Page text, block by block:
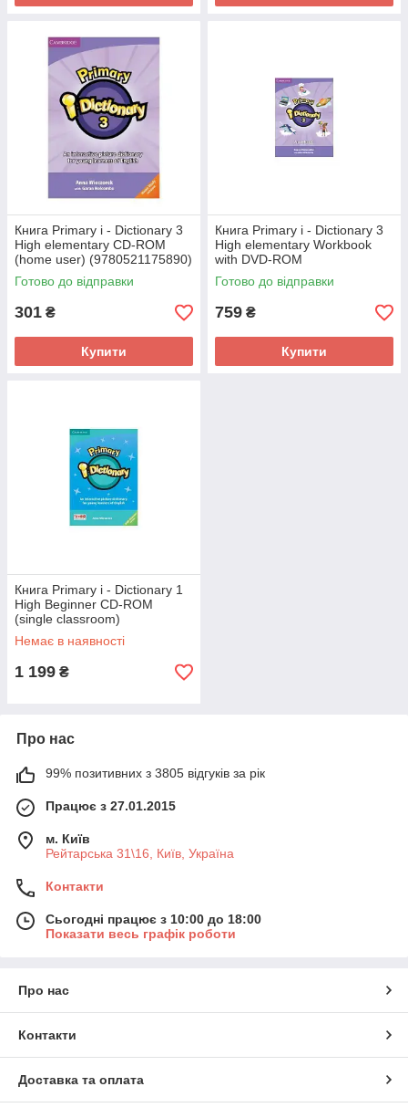
Книга Primary i - Dictionary 3
High elementary CD-ROM
(home user) (9780521175890)
Cambridge University Press
Education
Готово до відправки
301 ₴
Купити
Книга Primary i - Dictionary 3
High elementary Workbook
with DVD-ROM
(9781107680012) Cambridge
University Press Education
Готово до відправки
759 ₴
Купити
Книга Primary i - Dictionary 1
High Beginner CD-ROM
(single classroom)
(9780521731805) Cambridge
University Press Education
Немає в наявності
1 199 ₴
Про нас
99% позитивних з 3805 відгуків за рік
Працює з 27.01.2015
м. Київ
Рейтарська 31\16, Київ, Україна
Контакти
Сьогодні працює з 10:00 до 18:00
Показати весь графік роботи
Про нас
Контакти
Доставка та оплата